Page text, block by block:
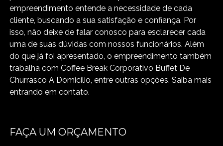
empreendimento entende a necessidade de cada
cliente, buscando a sua satisfação e confiança. Por
isso, não deixe de falar conosco para esclarecer cada
uma de suas dúvidas com nossos funcionários. Além
do que já foi apresentado, o empreendimento também
trabalha com Coffee Break Corporativo Buffet De
Churrasco A Domicilio, entre outras opções. Saiba mais
entrando em contato.
FAÇA UM ORÇAMENTO